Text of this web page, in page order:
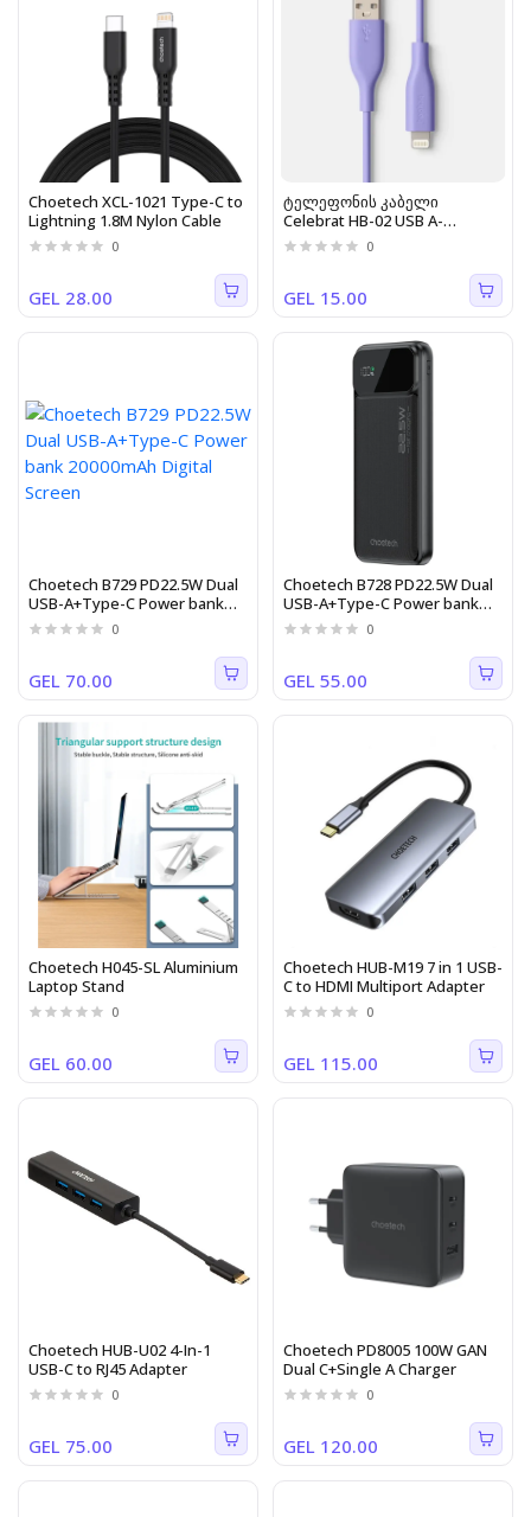
Choetech XCL-1021 Type-C to
Lightning 1.8M Nylon Cable
0
GEL 28.00
ტელეფონის კაბელი
Celebrat HB-02 USB A-
Lightning 1.2M 2.4A იისფერი
0
GEL 15.00
Choetech B729 PD22.5W Dual
USB-A+Type-C Power bank
20000mAh Digital Screen
0
GEL 70.00
Choetech B728 PD22.5W Dual
USB-A+Type-C Power bank
10000mAh Digital Screen
0
GEL 55.00
Choetech H045-SL Aluminium
Laptop Stand
0
GEL 60.00
Choetech HUB-M19 7 in 1 USB-
C to HDMI Multiport Adapter
0
GEL 115.00
Choetech HUB-U02 4-In-1
USB-C to RJ45 Adapter
0
GEL 75.00
Choetech PD8005 100W GAN
Dual C+Single A Charger
0
GEL 120.00